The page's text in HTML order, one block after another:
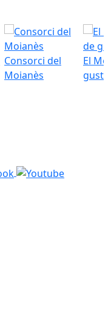
Consorci del
Moianès
El
gust